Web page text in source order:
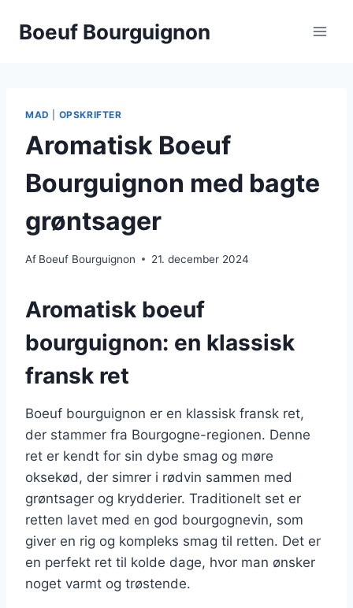
Boeuf Bourguignon
MAD OPSKRIFTER
Aromatisk Boeuf
Bourguignon med bagte
grøntsager
Af Boeuf Bourguignon 21. december 2024
Aromatisk boeuf
bourguignon: en klassisk
fransk ret
Boeuf bourguignon er en klassisk fransk ret,
der stammer fra Bourgogne-regionen. Denne
ret er kendt for sin dybe smag og møre
oksekød, der simrer i rødvin sammen med
grøntsager og krydderier. Traditionelt set er
retten lavet med en god bourgognevin, som
giver en rig og kompleks smag til retten. Det er
en perfekt ret til kolde dage, hvor man ønsker
noget varmt og trøstende.